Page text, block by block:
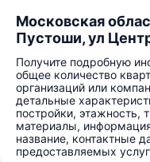
Московская
Пустоши, ул
Получите подробную
общее количество
организаций или
детальные
постройки, этажность,
материалы,
название, контактные
предоставляемых услуг